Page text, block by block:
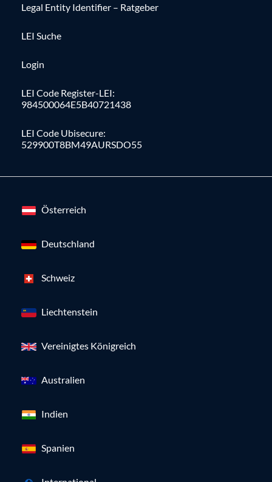
Legal Entity Identifier – Ratgeber
LEI Suche
Login
LEI Code Register-LEI:
984500064E5B40721438
LEI Code Ubisecure:
529900T8BM49AURSDO55
Österreich
Deutschland
Schweiz
Liechtenstein
Vereinigtes Königreich
Australien
Indien
Spanien